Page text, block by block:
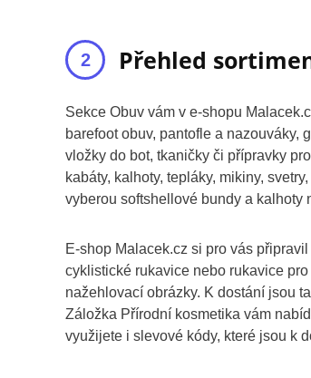
Přehled
Sekce Obuv vám v e-shopu
barefoot obuv, pantofle a nazouváky,
vložky do bot, tkaničky či přípravky
kabáty, kalhoty, tepláky, mikiny,
vyberou softshellové bundy a kalhoty
E-shop Malacek.cz si pro vás
cyklistické rukavice nebo rukavice
nažehlovací obrázky. K dostání jsou
Záložka Přírodní kosmetika vám
využijete i slevové kódy, které jsou k